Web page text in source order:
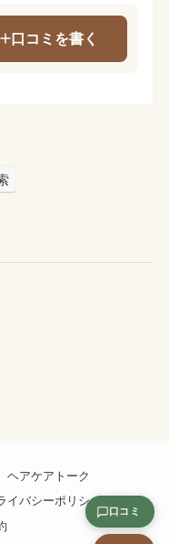
口コミを書く
ヘアケアトーク
イバシーポリシー
口コミ